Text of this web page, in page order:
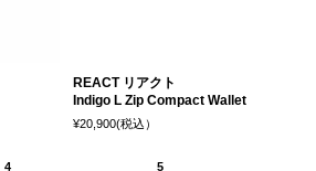
REACT リアクト
Indigo L Zip Compact Wallet
¥20,900(税込）